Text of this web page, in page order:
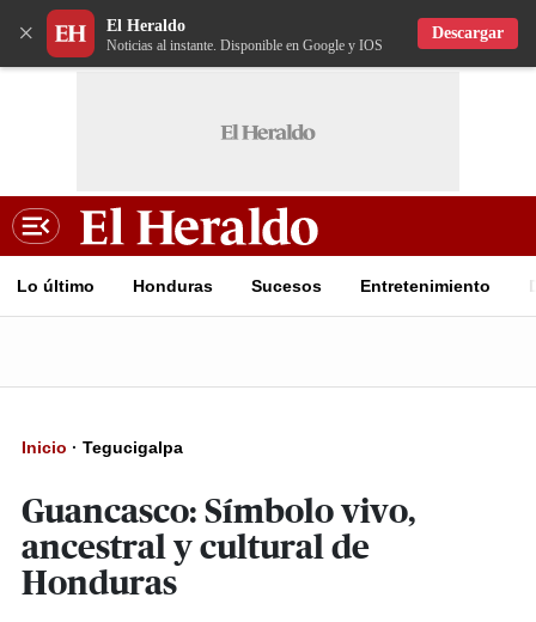
× El Heraldo
Noticias al instante. Disponible en Google y IOS
Descargar
Lo último Honduras Sucesos Entretenimiento
Inicio · Tegucigalpa
Guancasco: Símbolo vivo,
ancestral y cultural de
Honduras